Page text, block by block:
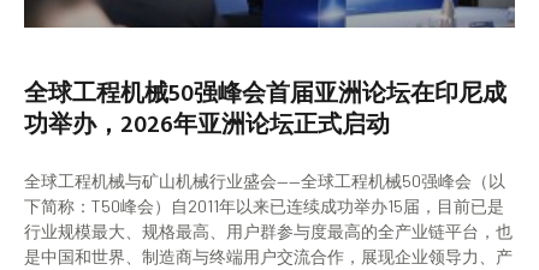
全球工程机械50强峰会首届亚洲论坛在印尼成
功举办，2026年亚洲论坛正式启动​
全球工程机械与矿山机械行业盛会——全球工程机械50强峰会（以
下简称：T50峰会）自2011年以来已连续成功举办15届，目前已是
行业规模最大、规格最高、用户群参与度最高的全产业链平台，也
是中国和世界、制造商与终端用户交流合作，展现企业领导力、产